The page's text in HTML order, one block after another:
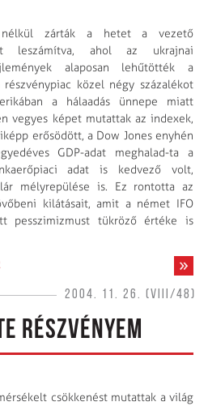
nélkül zárták a hetet a vezető
leszámítva, ahol az ukrajnai
alaposan lehűtötték a
közel négy százalékot
a hálaadás ünnepe miatt
vegyes képet mutattak az indexek,
erősödött, a Dow Jones enyhén
GDP-adat meghalad-ta a
adat is kedvező volt,
mélyrepülése is. Ez rontotta az
kilátásait, amit a német IFO
pesszimizmust tükröző értéke is
2004. 11. 26. (VIII/48)
RÉSZVÉNYEM
csökkenést mutattak a világ